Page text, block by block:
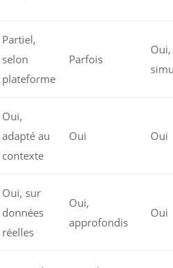
Partiel,
selon
plateforme
Parfois
Oui,
Oui,
adapté au
contexte
Oui Oui
Oui, sur
données
réelles
Oui,
approfondis
Oui